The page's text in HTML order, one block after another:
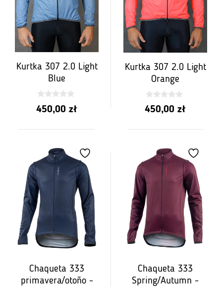
Kurtka 307 2.0 Light
Blue
0
z
450,00 zł
Kurtka 307 2.0 Light
Orange
0
z
450,00 zł
Chaqueta 333
primavera/otoño -
Chaqueta 333
Spring/Autumn -